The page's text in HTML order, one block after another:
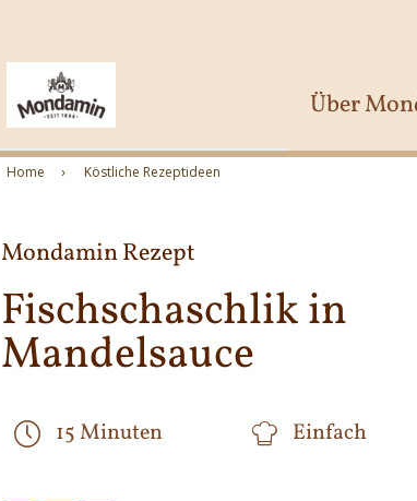
Über
Home Köstliche Rezeptideen
Mondamin Rezept
Fischschaschlik in
Mandelsauce
15 Minuten Einfach